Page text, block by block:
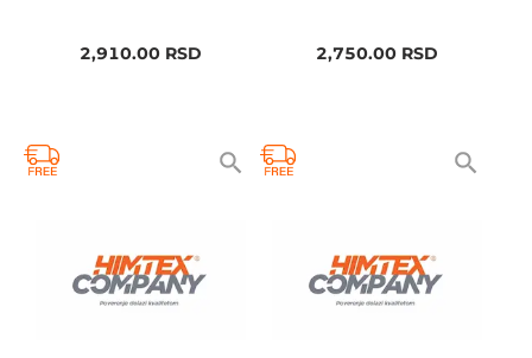
2,910.00RSD 2,750.00RSD